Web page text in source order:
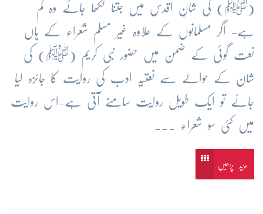
(ﷺ) کی شانِ اقدس میں جتنا لکھا جائے وہ کم
ہے- اگر مسلمانوں کے علاوہ غیر مسلم شعراء کے ہاں
نعت گوئی کے ضمن میں حضور نبی کریم (ﷺ) کی
شان کے حوالے سے نعتیہ ادب کی روایت کا جائزہ لیا
جائے تو ایک طویل روایت سامنے آتی ہے-اس روایت
میں کئی سو شعراء ...
مزید پڑھیں